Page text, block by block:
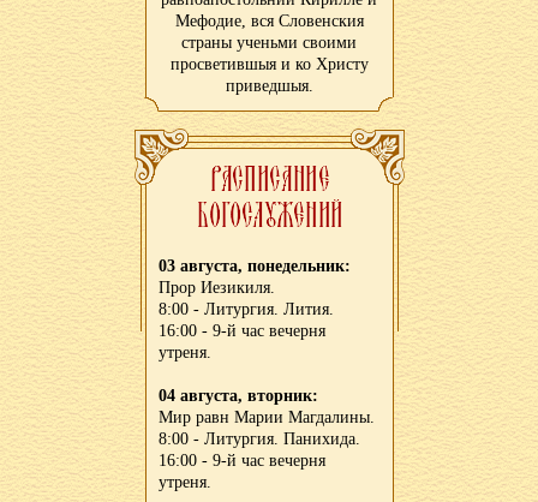
Мефодие, вся Словенския
страны ученьми своими
просветившыя и ко Христу
приведшыя.
03 августа, понедельник:
Прор Иезикиля.
8:00 - Литургия. Лития.
16:00 - 9-й час вечерня
утреня.
04 августа, вторник:
Мир равн Марии Магдалины.
8:00 - Литургия. Панихида.
16:00 - 9-й час вечерня
утреня.